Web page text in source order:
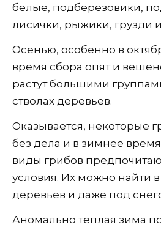
белые, подберезовики,
лисички, рыжики, грузди
Осенью, особенно в
время сбора опят и
растут большими
стволах деревьев.
Оказывается, некоторые
без дела и в зимнее
виды грибов
условия. Их можно найти в
деревьев и даже под
Аномально теплая зима